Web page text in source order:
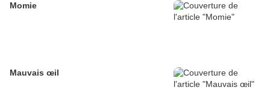
Momie
Mauvais œil